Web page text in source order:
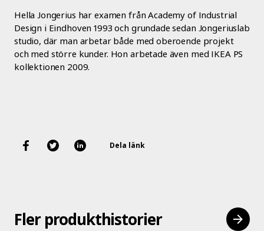
Hella Jongerius har examen från Academy of Industrial
Design i Eindhoven 1993 och grundade sedan Jongeriuslab
studio, där man arbetar både med oberoende projekt
och med större kunder. Hon arbetade även med IKEA PS
kollektionen 2009.
Dela länk
Fler produkthistorier